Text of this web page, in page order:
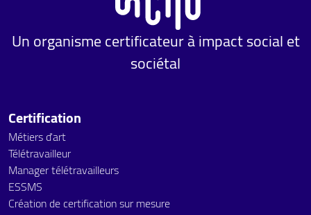
Un organisme certificateur à impact social et
sociétal
Certification
Métiers d'art
Télétravailleur
Manager télétravailleurs
ESSMS
Création de certification sur mesure